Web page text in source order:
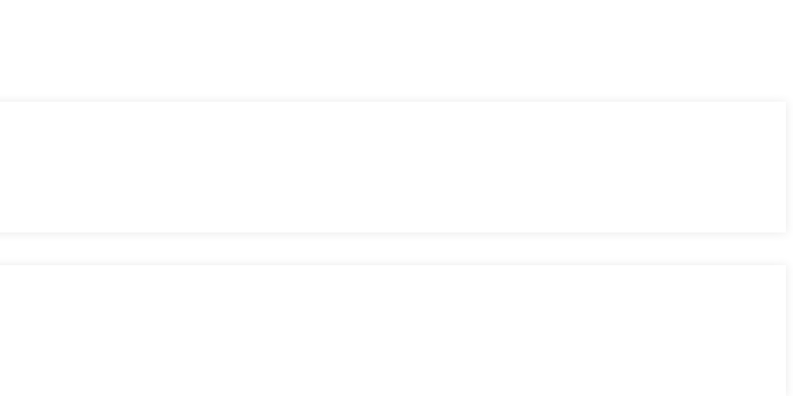
sans complications.
du marché.
des plateformes et des dApps.